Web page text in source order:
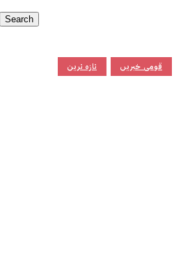
تازہ ترین قومی خبریں